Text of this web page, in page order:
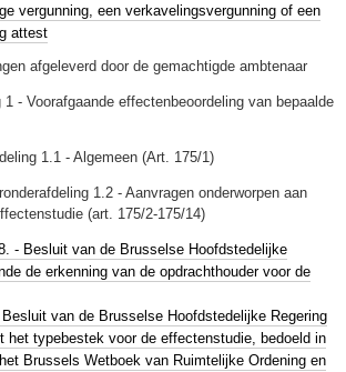
vergunning, een verkavelingsvergunning of een
attest
afgeleverd door de gemachtigde ambtenaar
1 - Voorafgaande effectenbeoordeling van bepaalde
1.1 - Algemeen (Art. 175/1)
1.2 - Aanvragen onderworpen aan
(art. 175/2-175/14)
- Besluit van de Brusselse Hoofdstedelijke
de erkenning van de opdrachthouder voor de
van de Brusselse Hoofdstedelijke Regering
het typebestek voor de effectenstudie, bedoeld in
Brussels Wetboek van Ruimtelijke Ordening en